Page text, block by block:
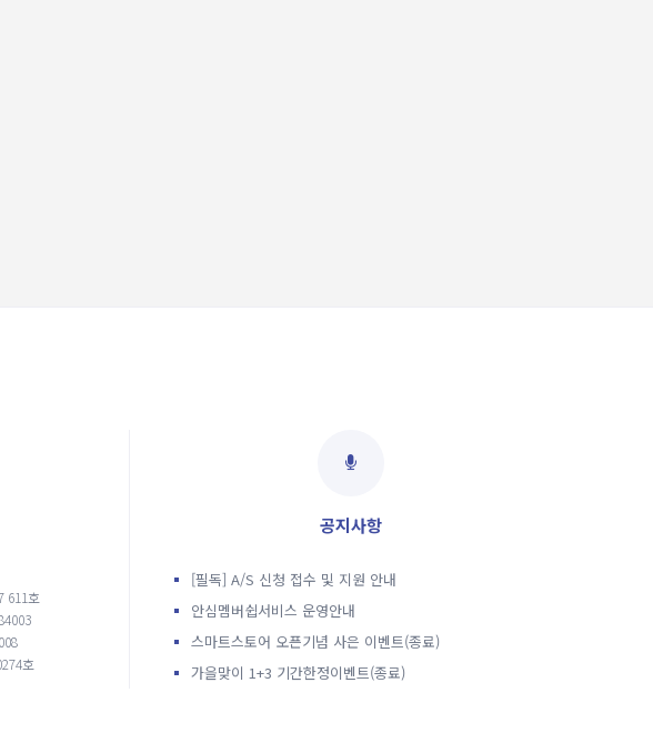
611호
호
공지사항
[필독] A/S 신청 접수 및 지원 안내
안심멤버쉽서비스 운영안내
스마트스토어 오픈기념 사은 이벤트(종료)
가을맞이 1+3 기간한정이벤트(종료)